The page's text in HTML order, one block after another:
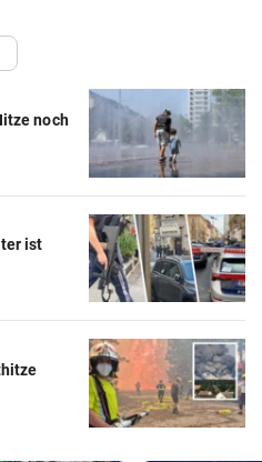
noch
ist